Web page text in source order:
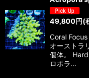
49,800円(
Coral
オーストラ
個体。
ロポラ…